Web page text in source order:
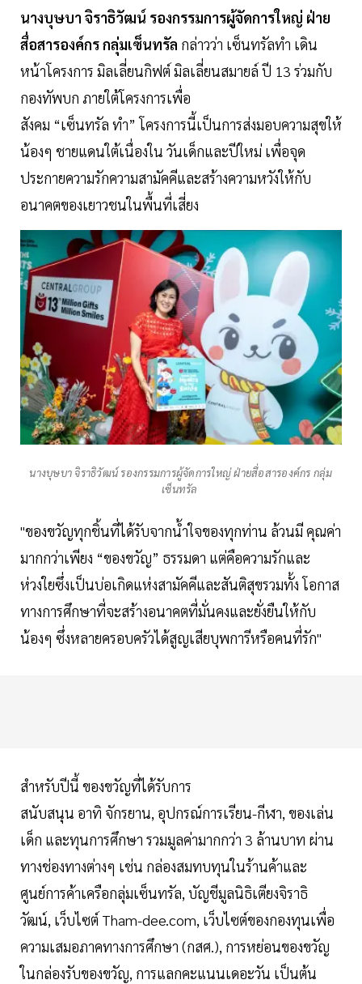
นางบุษบา จิราธิวัฒน์ รองกรรมการผู้จัดการใหญ่ ฝ่าย
สื่อสารองค์กร กลุ่มเซ็นทรัล กล่าวว่า เซ็นทรัลทำ เดิน
หน้าโครงการ มิลเลี่ยนกิฟต์ มิลเลี่ยนสมายล์ ปี 13 ร่วมกับ
กองทัพบก ภายใต้โครงการเพื่อ
สังคม “เซ็นทรัล ทำ” โครงการนี้เป็นการส่งมอบความสุขให้
น้องๆ ชายแดนใต้เนื่องใน วันเด็กและปีใหม่ เพื่อจุด
ประกายความรักความสามัคคีและสร้างความหวังให้กับ
อนาคตของเยาวชนในพื้นที่เสี่ยง
นางบุษบา จิราธิวัฒน์ รองกรรมการผู้จัดการใหญ่ ฝ่ายสื่อสารองค์กร กลุ่ม
เซ็นทรัล
"ของขวัญทุกชิ้นที่ได้รับจากน้ำใจของทุกท่าน ล้วนมี คุณค่า
มากกว่าเพียง “ของขวัญ” ธรรมดา แต่คือความรักและ
ห่วงใยซึ่งเป็นบ่อเกิดแห่งสามัคคีและสันติสุขรวมทั้ง โอกาส
ทางการศึกษาที่จะสร้างอนาคตที่มั่นคงและยั่งยืนให้กับ
น้องๆ ซึ่งหลายครอบครัวได้สูญเสียบุพการีหรือคนที่รัก"
สำหรับปีนี้ ของขวัญที่ได้รับการ
สนับสนุน อาทิ จักรยาน, อุปกรณ์การเรียน-กีฬา, ของเล่น
เด็ก และทุนการศึกษา รวมมูลค่ามากกว่า 3 ล้านบาท ผ่าน
ทางช่องทางต่างๆ เช่น กล่องสมทบทุนในร้านค้าและ
ศูนย์การค้าเครือกลุ่มเซ็นทรัล, บัญชีมูลนิธิเตียงจิราธิ
วัฒน์, เว็บไซต์ Tham-dee.com, เว็บไซต์ของกองทุนเพื่อ
ความเสมอภาคทางการศึกษา (กสศ.), การหย่อนของขวัญ
ในกล่องรับของขวัญ, การแลกคะแนนเดอะวัน เป็นต้น